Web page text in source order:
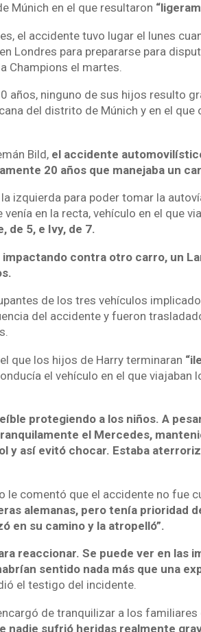
Múnich en el que resultaron
el accidente tuvo lugar el lunes
Londres para prepararse para
Champions el martes.
años, ninguno de sus hijos resulto
del distrito de Múnich y en el que
Bild, el accidente
20 años que manejaba un
izquierda para poder tomar la
en la recta, vehículo en el que
de 5, e Ivy, de 7.
contra otro carro, un
de los tres vehículos
del accidente y fueron
que los hijos de Harry terminaran
el vehículo en el que viajaban
protegiendo a los niños. A
el Mercedes,
y así evitó chocar. Estaba
le comentó que el accidente no fue
alemanas, pero tenía prioridad
en su camino y la atropelló”.
reaccionar. Se puede ver en las
sentido nada más que una
el testigo del incidente.
de tranquilizar a los
nadie sufrió heridas realmente